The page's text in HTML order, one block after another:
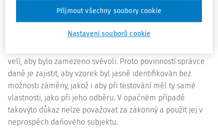
Ačkoliv to v daňovém řízení nebývá až tak časté, tak
zejména v celním řízení mohou nastat situace, kdy
správce daně provede důkaz testovaným vzorkem – zda
velí, aby bylo zamezeno svévoli. Proto povinností správce
daně je zajistit, aby vzorek byl jasně identifikován bez
možnosti záměny, jakož i aby při testování měl ty samé
vlastnosti, jako při jeho odběru. V opačném případě
takovýto důkaz nelze považovat za zákonný a použít jej v
neprospěch daňového subjektu.
Nastavení souborů cookie
Přijmout všechny soubory cookie